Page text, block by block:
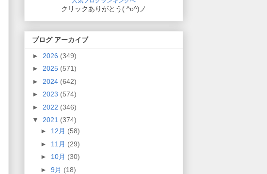
クリックありがとう( ^o^)ノ
ブログ アーカイブ
► 2026 (349)
► 2025 (571)
► 2024 (642)
► 2023 (574)
► 2022 (346)
▼ 2021 (374)
► 12月 (58)
► 11月 (29)
► 10月 (30)
► 9月 (18)